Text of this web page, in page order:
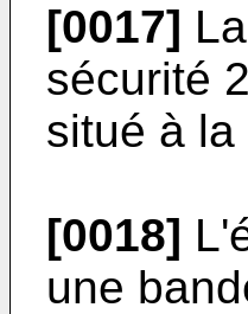
[0017]
sécurité
situé à
[0018]
une